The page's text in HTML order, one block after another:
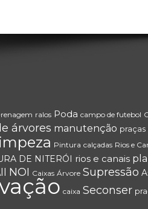
ralos Poda campo de futebol
árvores manutenção praças
Pintura calçadas Rios e
DE NITERÓI rios e canais
NOI Caixas Árvore Supressão
caixa Seconser